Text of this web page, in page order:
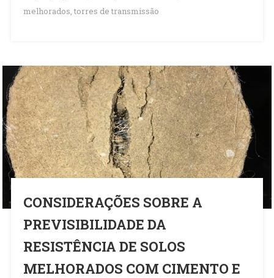
melhorados,torres de transmissão
CONSIDERAÇÕES SOBRE A
PREVISIBILIDADE DA
RESISTÊNCIA DE SOLOS
MELHORADOS COM CIMENTO E